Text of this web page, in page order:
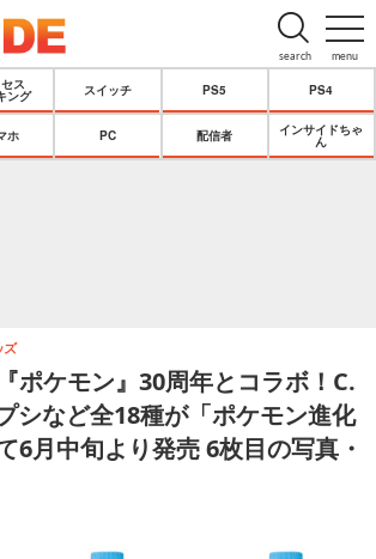
menu
search
ス
ング
スイッチ PS5 PS4
ホ PC 配信者
インサイドちゃ
ん
ポケモン』30周年とコラボ！C.
シなど全18種が「ポケモン進化
6月中旬より発売 6枚目の写真・
ズ